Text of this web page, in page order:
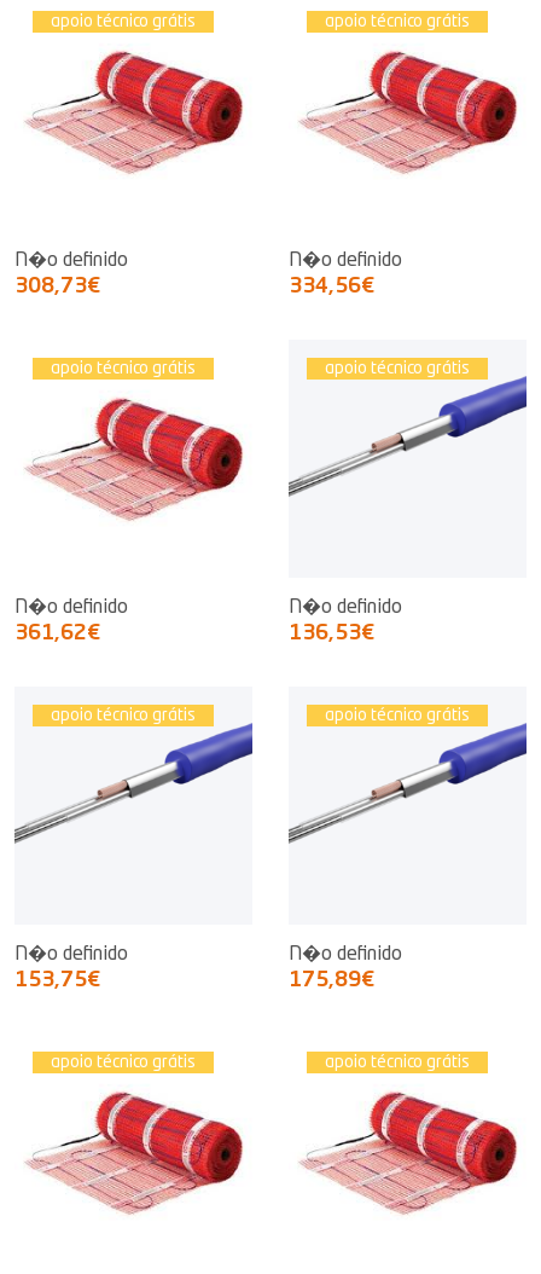
apoio técnico grátis
N�o definido
308,73€
apoio técnico grátis
N�o definido
334,56€
apoio técnico grátis
N�o definido
361,62€
apoio técnico grátis
N�o definido
136,53€
apoio técnico grátis
N�o definido
153,75€
apoio técnico grátis
N�o definido
175,89€
apoio técnico grátis apoio técnico grátis